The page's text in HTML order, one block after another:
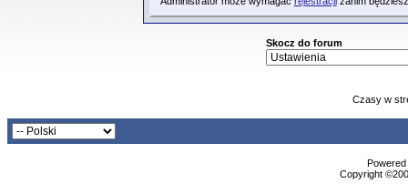
Skocz do forum
Czasy w
Copyright